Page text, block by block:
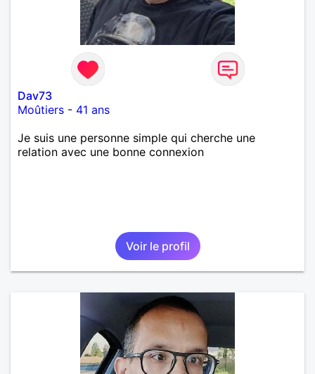
Dav73
Moûtiers - 41 ans
Je suis une personne simple qui cherche une
relation avec une bonne connexion
Voir le profil